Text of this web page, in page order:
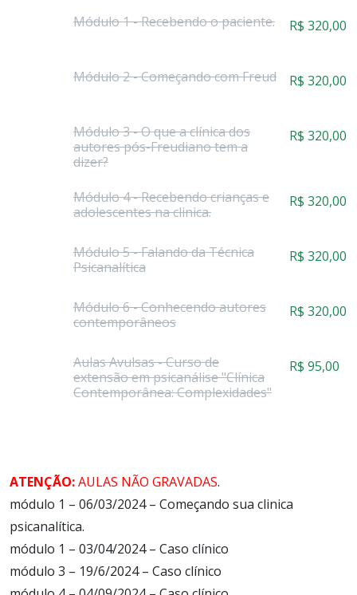
Módulo 1 - Recebendo o paciente. R$ 320,00
Módulo 2 - Começando com Freud R$ 320,00
Módulo 3 - O que a clínica dos
autores pós-Freudiano tem a
dizer?
R$ 320,00
Módulo 4 - Recebendo crianças e
adolescentes na clinica.
R$ 320,00
Módulo 5 - Falando da Técnica
Psicanalítica
R$ 320,00
Módulo 6 - Conhecendo autores
contemporâneos
R$ 320,00
Aulas Avulsas - Curso de
extensão em psicanálise "Clínica
Contemporânea: Complexidades"
R$ 95,00
ATENÇÃO:AULAS NÃO GRAVADAS.
módulo 1 – 06/03/2024 – Começando sua clinica
psicanalítica.
módulo 1 – 03/04/2024 – Caso clínico
módulo 3 – 19/6/2024 – Caso clínico